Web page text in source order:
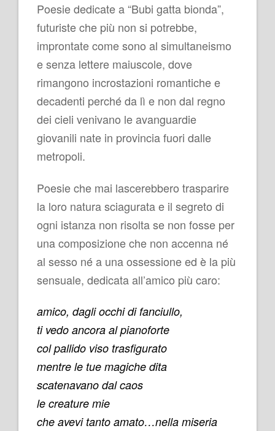
Poesie dedicate a “Bubi gatta bionda”,
futuriste che più non si potrebbe,
improntate come sono al simultaneismo
e senza lettere maiuscole, dove
rimangono incrostazioni romantiche e
decadenti perché da lì e non dal regno
dei cieli venivano le avanguardie
giovanili nate in provincia fuori dalle
metropoli.
Poesie che mai lascerebbero trasparire
la loro natura sciagurata e il segreto di
ogni istanza non risolta se non fosse per
una composizione che non accenna né
al sesso né a una ossessione ed è la più
sensuale, dedicata all’amico più caro:
amico, dagli occhi di fanciullo,
ti vedo ancora al pianoforte
col pallido viso trasfigurato
mentre le tue magiche dita
scatenavano dal caos
le creature mie
che avevi tanto amato…nella miseria